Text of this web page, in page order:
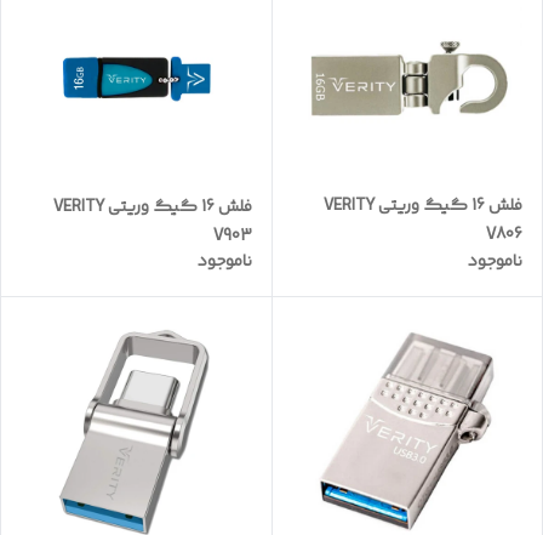
فلش 16 گیگ وریتی VERITY
V806
ناموجود
فلش 16 گیگ وریتی VERITY
V903
ناموجود